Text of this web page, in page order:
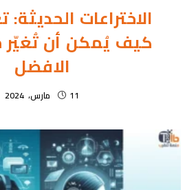
الاختراعات
كيف يُمكن أن تُغيّر
الافضل
11 مارس، 2024